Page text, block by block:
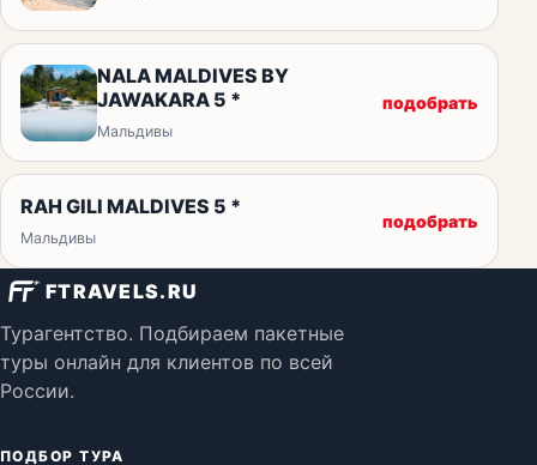
NALA MALDIVES BY
JAWAKARA 5 *
Мальдивы
подобрать
RAH GILI MALDIVES 5 *
Мальдивы
подобрать
FTRAVELS.RU
Турагентство. Подбираем пакетные
туры онлайн для клиентов по всей
России.
ПОДБОР ТУРА